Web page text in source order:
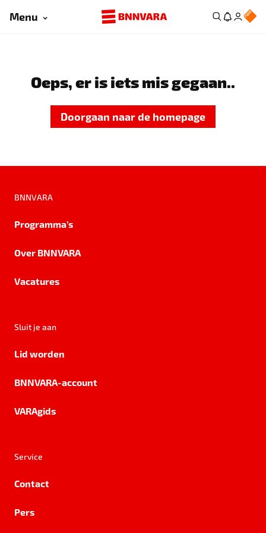
Menu
Oeps, er is iets mis gegaan..
Doorgaan naar de homepage
BNNVARA
Programma's
Over BNNVARA
Vacatures
Sluit je aan
Lid worden
BNNVARA-account
VARAgids
Service
Contact
Pers